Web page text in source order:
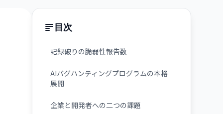
目次
記録破りの脆弱性報告数
AIバグハンティングプログラムの本格
展開
企業と開発者への二つの課題